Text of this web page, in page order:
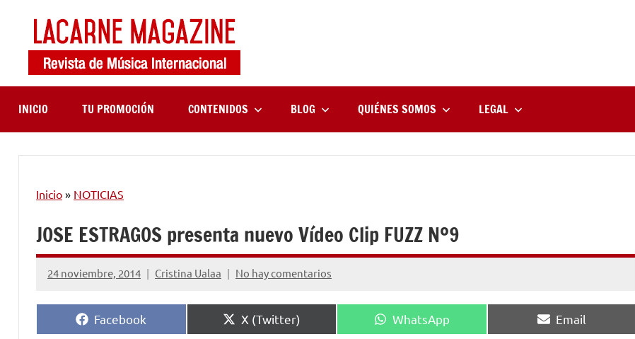
contenido
Magazine
música
internacional
INICIO TU PROMOCIÓN CONTENIDOS BLOG QUIÉNES SOMOS LEGAL
Inicio » NOTICIAS
JOSE ESTRAGOS presenta nuevo Vídeo Clip FUZZ Nº9
24 noviembre, 2014 Cristina Ualaa No hay comentarios
Compartir
en
Facebook
Compartir
en
X (Twitter)
Compartir
en
WhatsApp
Compartir
en
Email